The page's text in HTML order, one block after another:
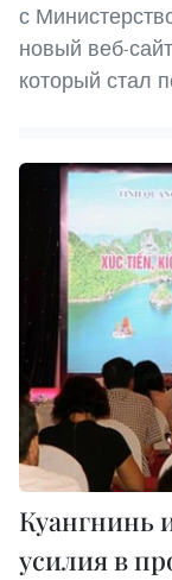
с
новый веб-
который стал
Куангнинь
усилия в